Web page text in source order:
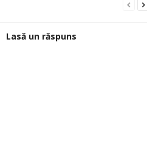
Lasă un răspuns